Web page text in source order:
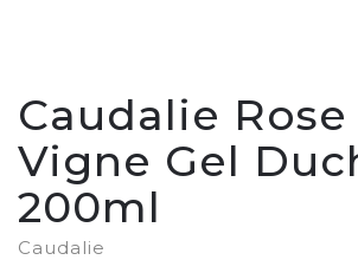
Caudalie Rose
Vigne Gel
200ml
Caudalie